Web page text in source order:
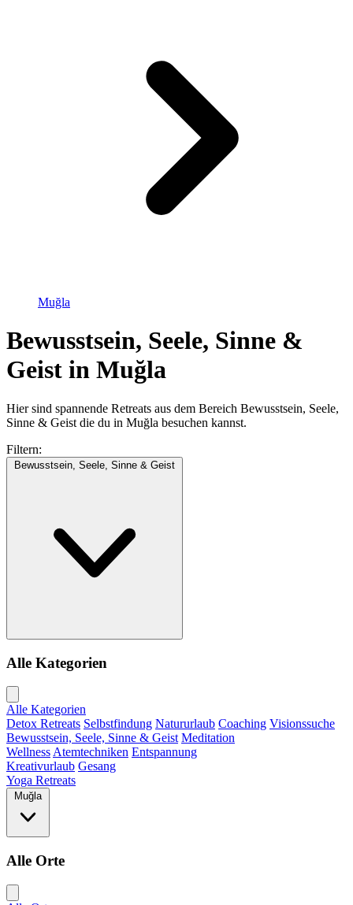
Muğla
Bewusstsein, Seele, Sinne &
Geist in Muğla
Hier sind spannende Retreats aus dem Bereich Bewusstsein, Seele,
Sinne & Geist die du in Muğla besuchen kannst.
Filtern:
Bewusstsein, Seele, Sinne & Geist
Alle Kategorien
Alle Kategorien
Detox Retreats Selbstfindung Natururlaub Coaching Visionssuche
Bewusstsein, Seele, Sinne & Geist Meditation
Wellness Atemtechniken Entspannung
Kreativurlaub Gesang
Yoga Retreats
Muğla
Alle Orte